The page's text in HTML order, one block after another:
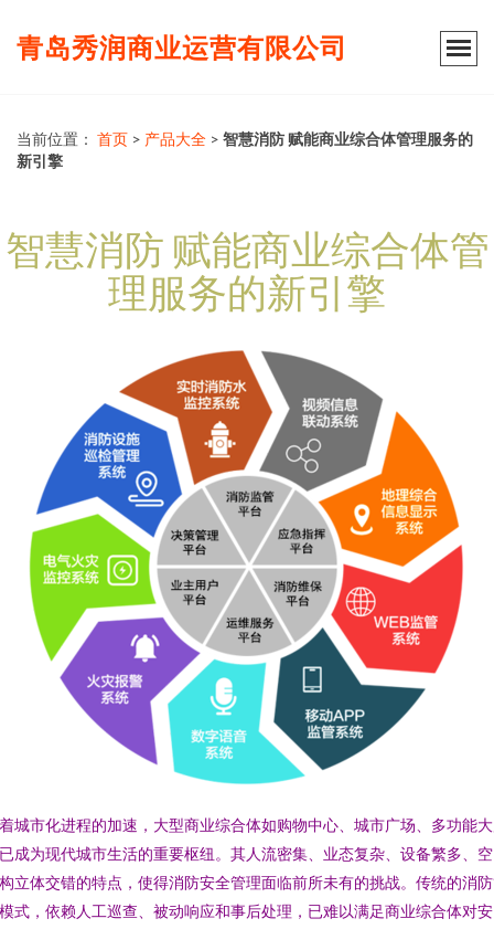
青岛秀润商业运营有限公司
当前位置： 首页 > 产品大全 > 智慧消防 赋能商业综合体管理服务的
新引擎
智慧消防 赋能商业综合体管
理服务的新引擎
城市化进程的加速，大型商业综合体如购物中心、城市广场、多功能
成为现代城市生活的重要枢纽。其人流密集、业态复杂、设备繁多、
立体交错的特点，使得消防安全管理面临前所未有的挑战。传统的消
式，依赖人工巡查、被动响应和事后处理，已难以满足商业综合体对安